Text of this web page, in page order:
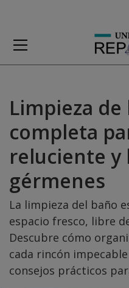
Limpieza de
completa
reluciente y
gérmenes
La limpieza del baño
espacio fresco, libre
Descubre cómo
cada rincón
consejos prácticos